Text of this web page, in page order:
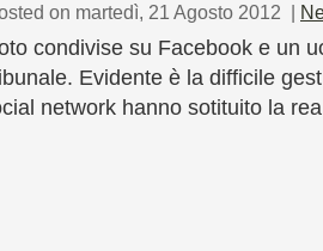
on martedì, 21 Agosto 2012 |
condivise su Facebook e un
Evidente è la difficile
network hanno sotituito la